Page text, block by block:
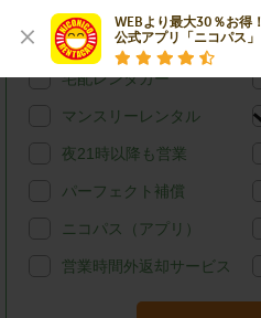
WEBより最大30％お得！
公式アプリ「ニコパス」
給油可能
宅配レンタカー
マンスリーレンタル
夜21時以降も営業
パーフェクト補償
ニコパス（アプリ）
営業時間外返却サービス